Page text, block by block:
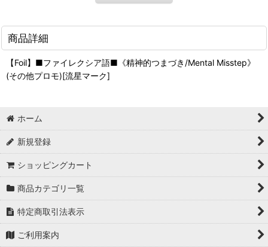
商品詳細
【Foil】■ファイレクシア語■《精神的つまづき/Mental Misstep》
(その他プロモ)[流星マーク]
ホーム
新規登録
ショッピングカート
商品カテゴリ一覧
特定商取引法表示
ご利用案内